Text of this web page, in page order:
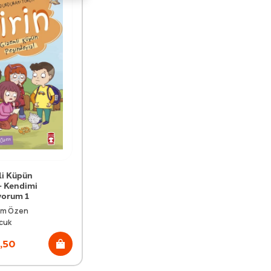
Küpün
Kendimi
1
Özen